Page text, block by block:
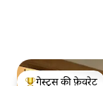
गेस्ट्स की फ़ेवरेट